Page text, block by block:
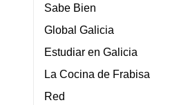
Sabe Bien
Global Galicia
Estudiar en Galicia
La Cocina de Frabisa
Red